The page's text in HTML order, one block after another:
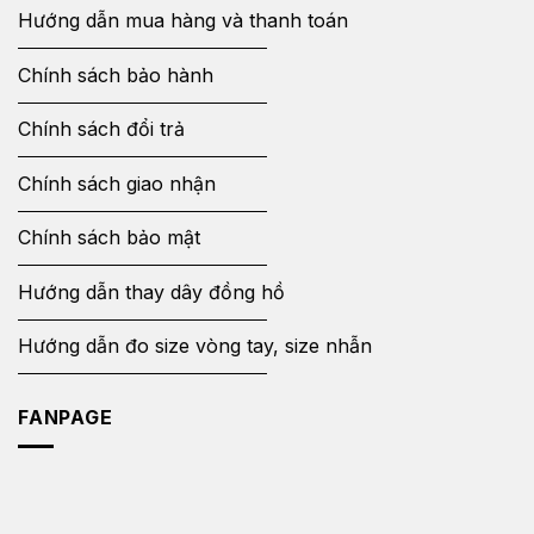
Hướng dẫn mua hàng và thanh toán
Chính sách bảo hành
Chính sách đổi trả
Chính sách giao nhận
Chính sách bảo mật
Hướng dẫn thay dây đồng hồ
Hướng dẫn đo size vòng tay, size nhẫn
FANPAGE